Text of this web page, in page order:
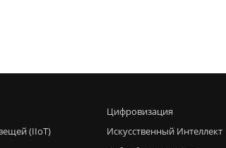
(IIoT)
Цифровизация
Искусственный Интеллект